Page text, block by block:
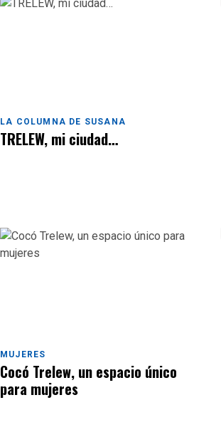
LA COLUMNA DE SUSANA
TRELEW, mi ciudad…
MUJERES
Cocó Trelew, un espacio único
para mujeres